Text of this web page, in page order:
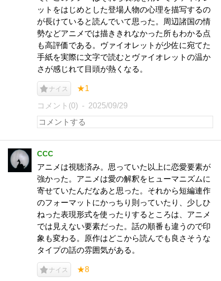
ットをはじめとした登場人物の心理を描写するの
が長けていると読んでいて思った。周辺諸国の情
勢などアニメでは描ききれなかった所もわかる点
も高評価である。ヴァイオレットが少佐に宛てた
手紙を実際に文字で読むとヴァイオレットの温か
さが感じれて目頭が熱くなる。
ナイス ★1
コメント(0) 2025/09/29
CCC
アニメは視聴済み。思っていた以上に恋愛要素が
強かった。アニメは愛の解釈をヒューマニズムに
寄せていたんだなあと思った。それから短編連作
のフォーマットにかっちり則っていたり、少しひ
ねった表現形式を使ったりするところは、アニメ
では見えない要素だった。話の順番も違うので印
象も変わる。原作はどこから読んでも良さそうな
タイプの話の雰囲気がある。
ナイス ★8